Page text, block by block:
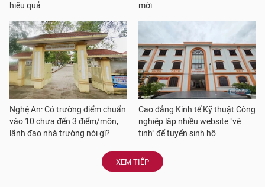
hiệu quả
mới
Nghệ An: Có trường điểm chuẩn
vào 10 chưa đến 3 điểm/môn,
lãnh đạo nhà trường nói gì?
Cao đẳng Kinh tế Kỹ thuật Công
nghiệp lập nhiều website "vệ
tinh" để tuyển sinh hộ
XEM TIẾP